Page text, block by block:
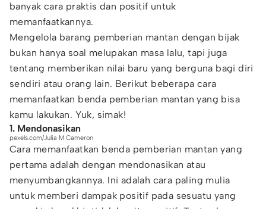
banyak cara praktis dan positif untuk
memanfaatkannya.
Mengelola barang pemberian mantan dengan bijak
bukan hanya soal melupakan masa lalu, tapi juga
tentang memberikan nilai baru yang berguna bagi diri
sendiri atau orang lain. Berikut beberapa cara
memanfaatkan benda pemberian mantan yang bisa
kamu lakukan. Yuk, simak!
1. Mendonasikan
pexels.com/Julia M Cameron
Cara memanfaatkan benda pemberian mantan yang
pertama adalah dengan mendonasikan atau
menyumbangkannya. Ini adalah cara paling mulia
untuk memberi dampak positif pada sesuatu yang